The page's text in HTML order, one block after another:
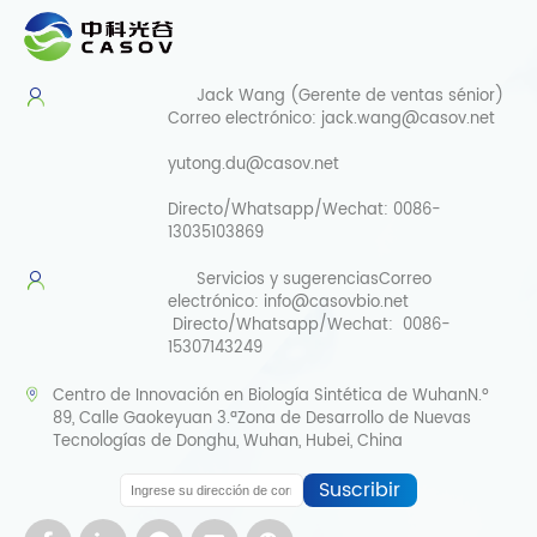
Jack Wang (Gerente de ventas sénior)
Correo electrónico: jack.wang@casov.net
yutong.du@casov.net
Directo/Whatsapp/Wechat: 0086-
13035103869
Servicios y sugerenciasCorreo
electrónico: info@casovbio.net
Directo/Whatsapp/Wechat: 0086-
15307143249
Centro de Innovación en Biología Sintética de WuhanN.º
89, Calle Gaokeyuan 3.ªZona de Desarrollo de Nuevas
Tecnologías de Donghu, Wuhan, Hubei, China
Suscribir